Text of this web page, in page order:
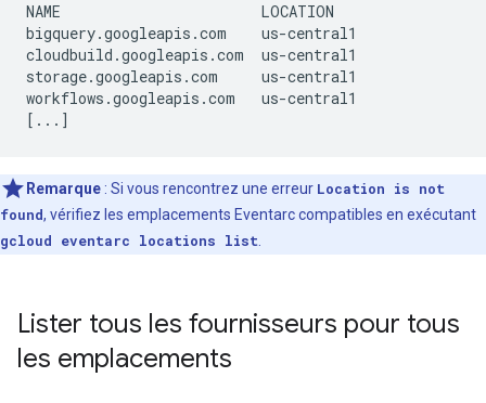
NAME                       LOCATION
bigquery.googleapis.com    us-central1
cloudbuild.googleapis.com  us-central1
storage.googleapis.com     us-central1
workflows.googleapis.com   us-central1
Remarque : Si vous rencontrez une erreur Location is not
found, vérifiez les emplacements Eventarc compatibles en exécutant
gcloud eventarc locations list
Lister tous les fournisseurs pour tous
les emplacements